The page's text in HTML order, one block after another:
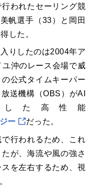
われたセーリング競
帆選手（33）と岡田
した。
りしたのは2004年ア
沖のレース会場で威
公式タイムキーパー
送機構（OBS）がAI
た高性能
ー
だった。
行われるため、これ
が、海流や風の強さ
を左右するため、視